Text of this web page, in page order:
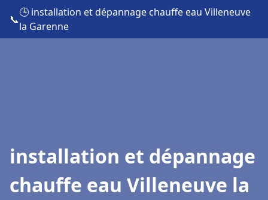
📞
🕒 installation et dépannage chauffe eau Villeneuve
la Garenne
installation et dépannage
chauffe eau Villeneuve la